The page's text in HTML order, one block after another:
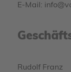
E-Mail:
Rudolf Franz